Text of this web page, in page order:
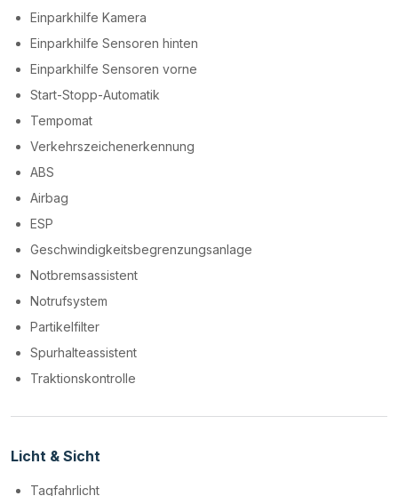
Einparkhilfe Kamera
Einparkhilfe Sensoren hinten
Einparkhilfe Sensoren vorne
Start-Stopp-Automatik
Tempomat
Verkehrszeichenerkennung
ABS
Airbag
ESP
Geschwindigkeitsbegrenzungsanlage
Notbremsassistent
Notrufsystem
Partikelfilter
Spurhalteassistent
Traktionskontrolle
Licht & Sicht
Tagfahrlicht